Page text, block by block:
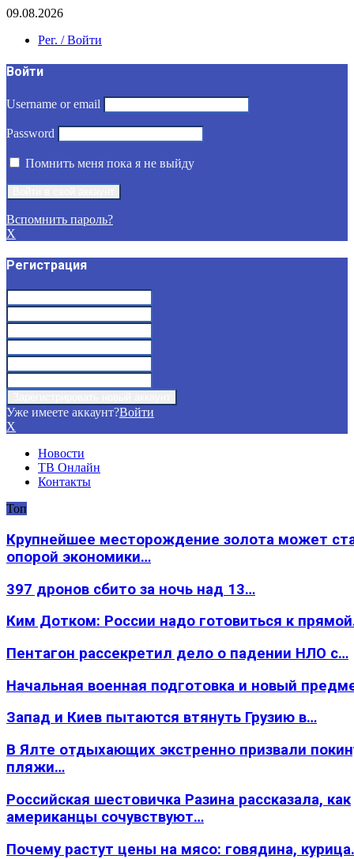
09.08.2026
Рег. / Войти
Войти
Username or email
Password
Помнить меня пока я не выйду
Вспомнить пароль?
X
Регистрация
Уже имеете аккаунт?Войти
X
Новости
ТВ Онлайн
Контакты
Топ
Крупнейшее месторождение золота может
опорой экономики…
397 дронов сбито за ночь над 13…
Ким Дотком: России надо готовиться к
Пентагон рассекретил дело о падении НЛО с…
Начальная военная подготовка и новый
Запад и Киев пытаются втянуть Грузию в…
В Ялте отдыхающих экстренно призвали
пляжи…
Российская шестовичка Разина рассказала, как
американцы сочувствуют…
Почему растут цены на мясо: говядина,